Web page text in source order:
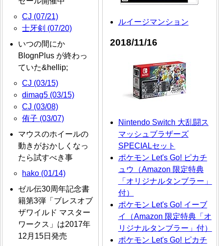
CJ (07/21)
士牙剣 (07/20)
いつの間にか
BlognPlus が終わっ
ていた&hellip;
CJ (03/15)
dimag5 (03/15)
CJ (03/08)
侑子 (03/07)
マウスのホイールの
動きがおかしくなっ
たら試すべき事
hako (01/14)
ゼル伝30周年記念書
籍第3弾「ブレスオブ
ザワイルド マスター
ワークス」は2017年
12月15日発売
ルイージマンション
2018/11/16
Nintendo Switch 大乱闘ス
マッシュブラザーズ
SPECIALセット
ポケモン Let's Go! ピカチ
ュウ（Amazon 限定特典
「オリジナルタンブラー」
付）
ポケモン Let's Go! イーブ
イ（Amazon 限定特典「オ
リジナルタンブラー」付）
ポケモン Let's Go! ピカチ